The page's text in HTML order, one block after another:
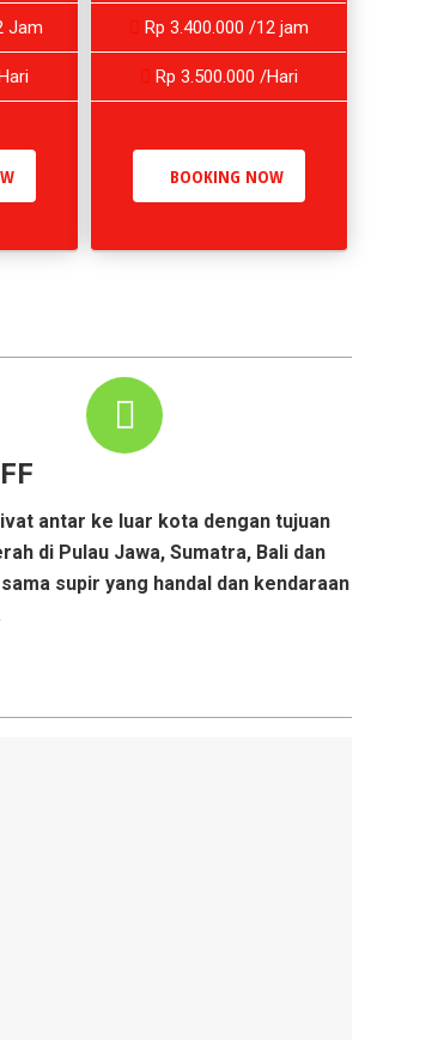
Jam Rp 3.400.000 /12 jam
Rp 3.500.000 /Hari
BOOKING NOW
antar ke luar kota dengan tujuan
di Pulau Jawa, Sumatra, Bali dan
supir yang handal dan kendaraan